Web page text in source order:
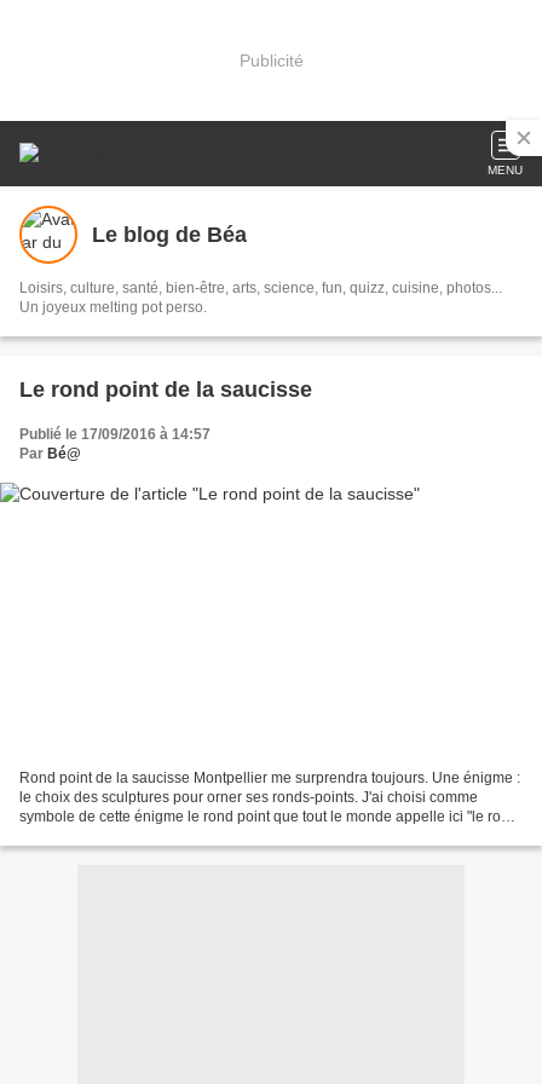
Publicité
MENU
Le blog de Béa
Loisirs, culture, santé, bien-être, arts, science, fun, quizz, cuisine, photos...
Un joyeux melting pot perso.
Le rond point de la saucisse
Publié le 17/09/2016 à 14:57
Par Bé@
Rond point de la saucisse Montpellier me surprendra toujours. Une énigme :
le choix des sculptures pour orner ses ronds-points. J'ai choisi comme
symbole de cette énigme le rond point que tout le monde appelle ici "le rond